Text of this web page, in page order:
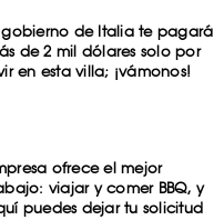
gobierno de Italia te pagará
de 2 mil dólares solo por
en esta villa; ¡vámonos!
ofrece el mejor
viajar y comer BBQ, y
puedes dejar tu solicitud